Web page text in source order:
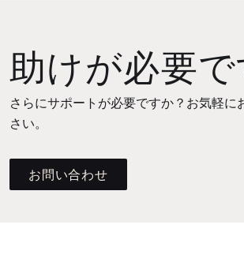
助けが必要で
さらにサポートが必要ですか？お気軽に
さい。
お問い合わせ